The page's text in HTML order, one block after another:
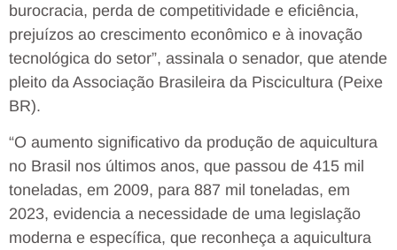
burocracia, perda de competitividade e eficiência,
prejuízos ao crescimento econômico e à inovação
tecnológica do setor”, assinala o senador, que atende
pleito da Associação Brasileira da Piscicultura (Peixe
BR).
“O aumento significativo da produção de aquicultura
no Brasil nos últimos anos, que passou de 415 mil
toneladas, em 2009, para 887 mil toneladas, em
2023, evidencia a necessidade de uma legislação
moderna e específica, que reconheça a aquicultura